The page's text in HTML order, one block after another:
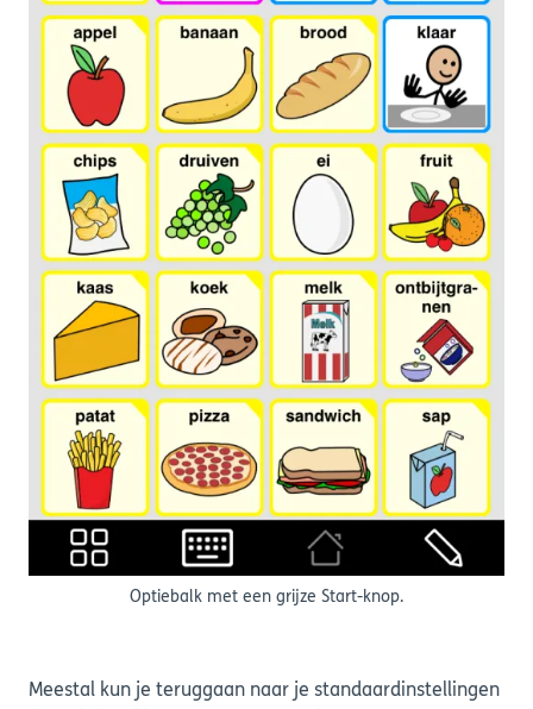
Optiebalk met een grijze Start-knop.
Meestal kun je teruggaan naar je standaardinstellingen